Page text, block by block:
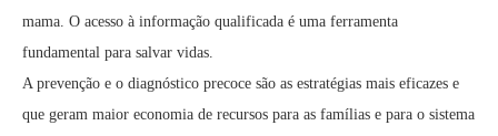
mama. O acesso à informação qualificada é uma ferramenta
fundamental para salvar vidas.
A prevenção e o diagnóstico precoce são as estratégias mais eficazes e
que geram maior economia de recursos para as famílias e para o sistema